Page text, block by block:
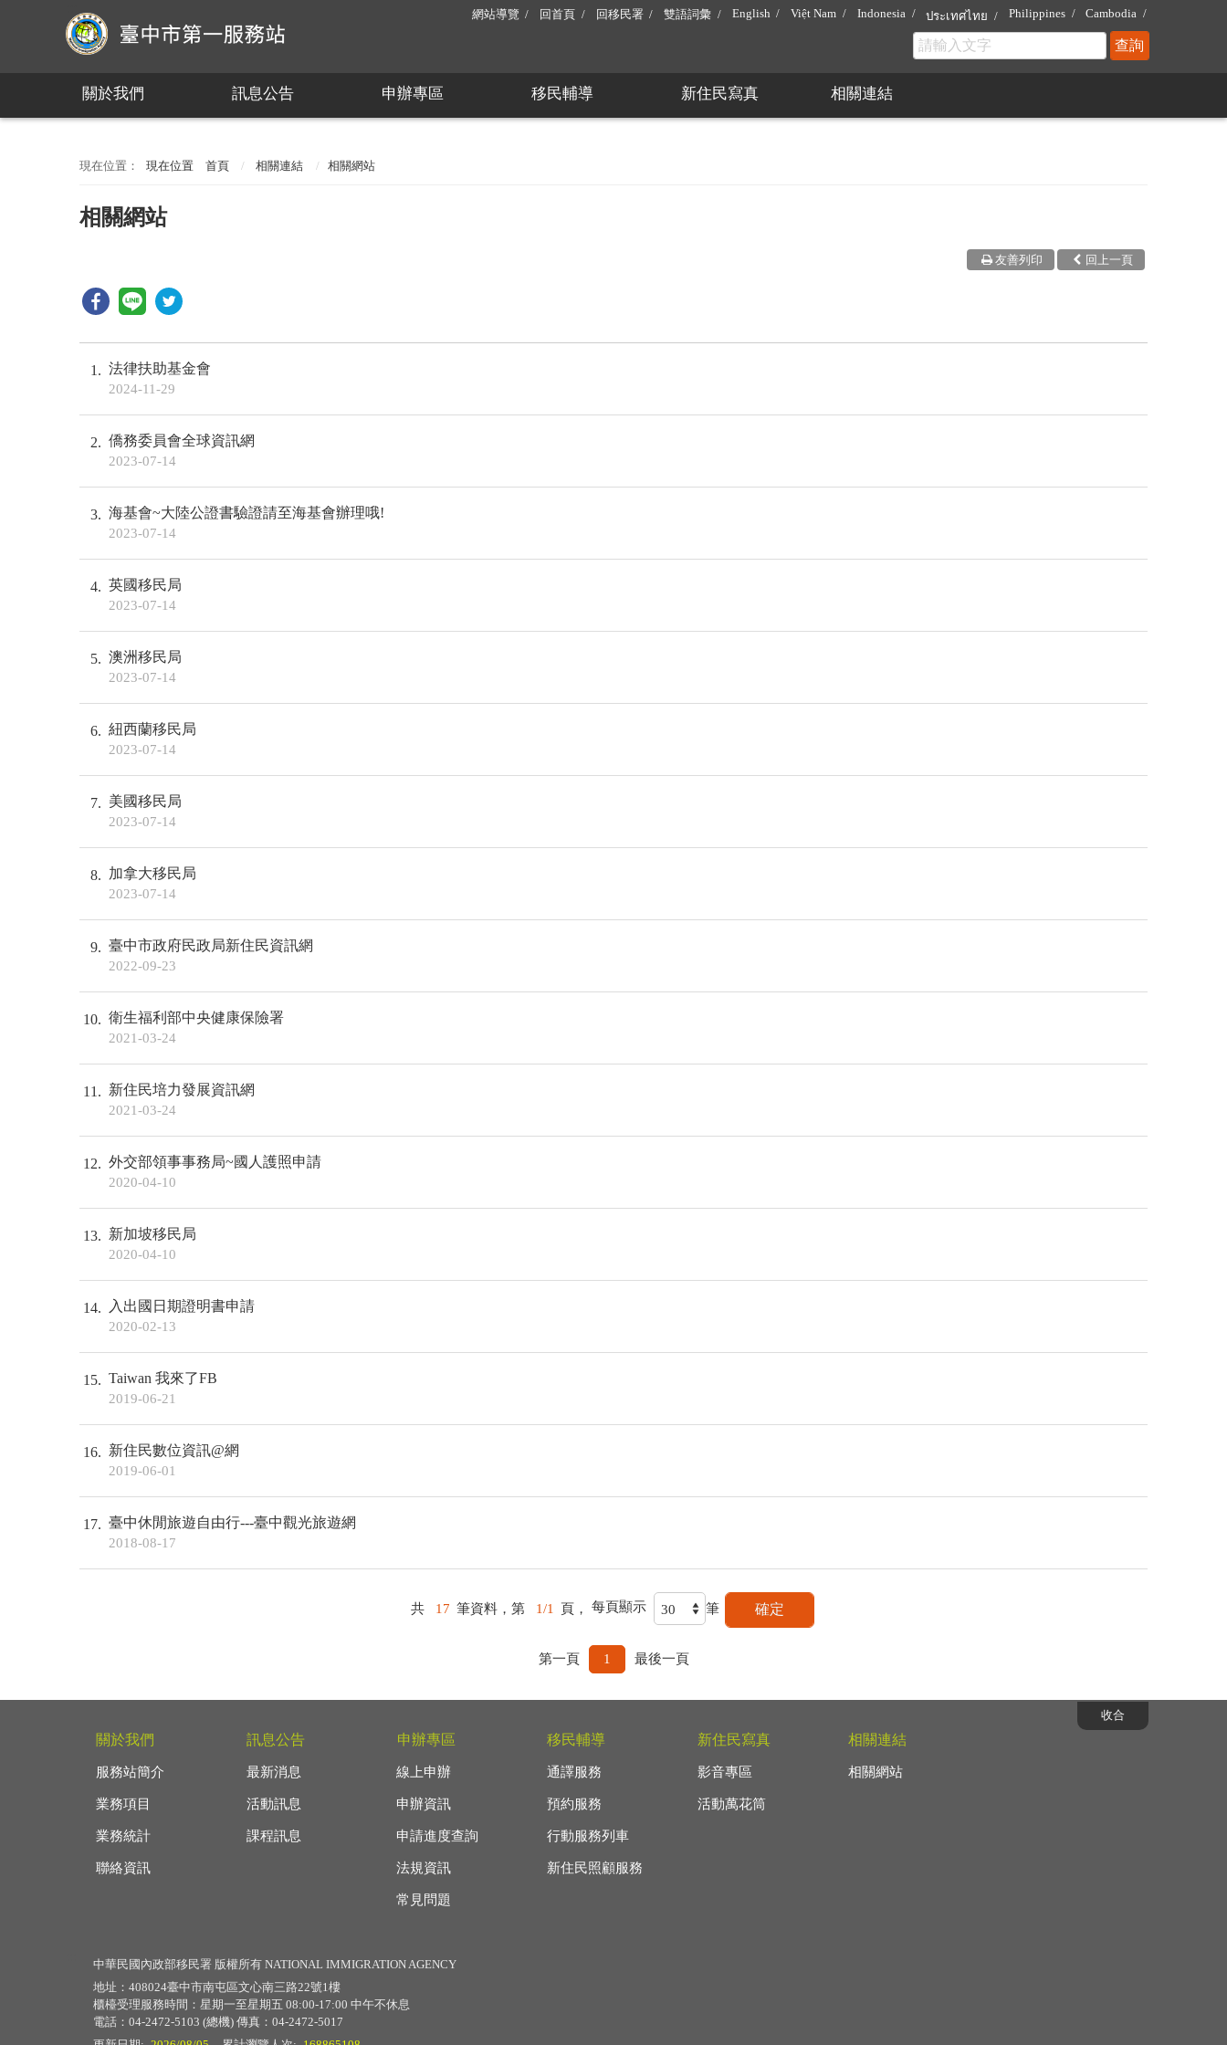
網站導覽 回首頁 回移民署 雙語詞彙 English Việt Nam Indonesia ประเทศไทย Philippines Cambodia
關於我們 訊息公告 申辦專區 移民輔導 新住民寫真 相關連結
現在位置 首頁 相關連結 相關網站
相關網站
回上一頁
友善列印
1 法律扶助基金會
2024-11-29
2 僑務委員會全球資訊網
2023-07-14
3 海基會~大陸公證書驗證請至海基會辦理哦!
2023-07-14
4 英國移民局
2023-07-14
5 澳洲移民局
2023-07-14
6 紐西蘭移民局
2023-07-14
7 美國移民局
2023-07-14
8 加拿大移民局
2023-07-14
9 臺中市政府民政局新住民資訊網
2022-09-23
10 衛生福利部中央健康保險署
2021-03-24
11 新住民培力發展資訊網
2021-03-24
12 外交部領事事務局~國人護照申請
2020-04-10
13 新加坡移民局
2020-04-10
14 入出國日期證明書申請
2020-02-13
15 Taiwan 我來了FB
2019-06-21
16 新住民數位資訊@網
2019-06-01
17 臺中休閒旅遊自由行---臺中觀光旅遊網
2018-08-17
共 17 筆資料，第 1/1 頁， 每頁顯示 筆
第一頁 1 最後一頁
收合
關於我們
服務站簡介
業務項目
業務統計
聯絡資訊
訊息公告
最新消息
活動訊息
課程訊息
申辦專區
線上申辦
申辦資訊
申請進度查詢
法規資訊
常見問題
移民輔導
通譯服務
預約服務
行動服務列車
新住民照顧服務
新住民寫真
影音專區
活動萬花筒
相關連結
相關網站
中華民國內政部移民署 版權所有 NATIONAL IMMIGRATION AGENCY
地址：408024臺中市南屯區文心南三路22號1樓
櫃檯受理服務時間：星期一至星期五 08:00-17:00 中午不休息
電話：04-2472-5103 (總機) 傳真：04-2472-5017